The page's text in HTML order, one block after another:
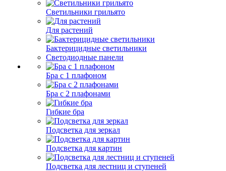
Светильники грильято
Для растений
Бактерицидные светильники
Светодиодные панели
Бра с 1 плафоном
Бра с 2 плафонами
Гибкие бра
Подсветка для зеркал
Подсветка для картин
Подсветка для лестниц и ступеней